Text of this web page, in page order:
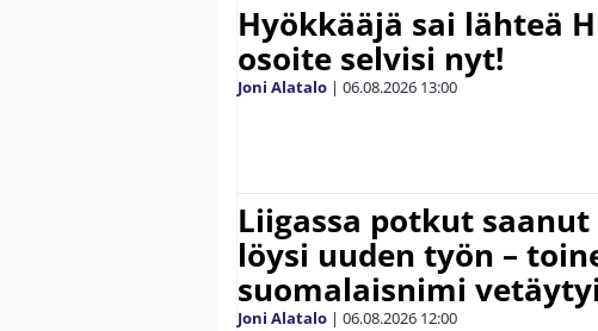
Hyökkääjä sai lähteä
osoite selvisi nyt!
Joni Alatalo | 06.08.2026 13:00
Liigassa potkut
löysi uuden työn –
suomalaisnimi
Joni Alatalo | 06.08.2026 12:00